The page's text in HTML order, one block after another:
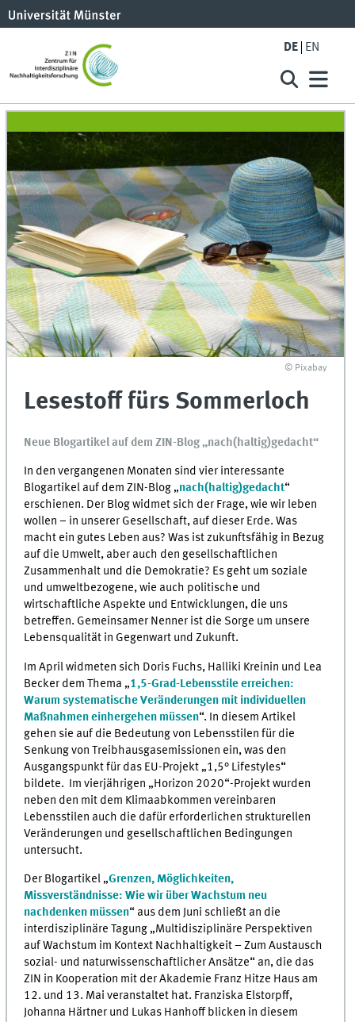
DE EN
© Pixabay
Lesestoff fürs Sommerloch
Neue Blogartikel auf dem ZIN-Blog „nach(haltig)gedacht“
In den vergangenen Monaten sind vier interessante
Blogartikel auf dem ZIN-Blog „nach(haltig)gedacht“
erschienen. Der Blog widmet sich der Frage, wie wir leben
wollen – in unserer Gesellschaft, auf dieser Erde. Was
macht ein gutes Leben aus? Was ist zukunftsfähig in Bezug
auf die Umwelt, aber auch den gesellschaftlichen
Zusammenhalt und die Demokratie? Es geht um soziale
und umweltbezogene, wie auch politische und
wirtschaftliche Aspekte und Entwicklungen, die uns
betreffen. Gemeinsamer Nenner ist die Sorge um unsere
Lebensqualität in Gegenwart und Zukunft.
Im April widmeten sich Doris Fuchs, Halliki Kreinin und Lea
Becker dem Thema „1,5-Grad-Lebensstile erreichen:
Warum systematische Veränderungen mit individuellen
Maßnahmen einhergehen müssen“. In diesem Artikel
gehen sie auf die Bedeutung von Lebensstilen für die
Senkung von Treibhausgasemissionen ein, was den
Ausgangspunkt für das EU-Projekt „1,5° Lifestyles“
bildete. Im vierjährigen „Horizon 2020“-Projekt wurden
neben den mit dem Klimaabkommen vereinbaren
Lebensstilen auch die dafür erforderlichen strukturellen
Veränderungen und gesellschaftlichen Bedingungen
untersucht.
Der Blogartikel „Grenzen, Möglichkeiten,
Missverständnisse: Wie wir über Wachstum neu
nachdenken müssen“ aus dem Juni schließt an die
interdisziplinäre Tagung „Multidisziplinäre Perspektiven
auf Wachstum im Kontext Nachhaltigkeit – Zum Austausch
sozial- und naturwissenschaftlicher Ansätze“ an, die das
ZIN in Kooperation mit der Akademie Franz Hitze Haus am
12. und 13. Mai veranstaltet hat. Franziska Elstorpff,
Johanna Härtner und Lukas Hanhoff blicken in diesem